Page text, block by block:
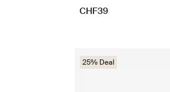
CHF39
25% Deal